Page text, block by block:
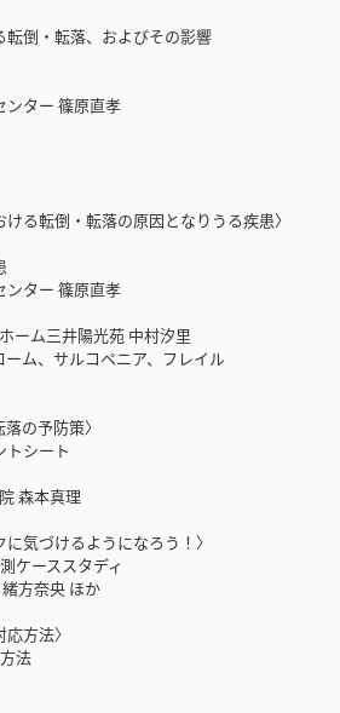
倒・転落、およびその影響
ンター 篠原直孝
る転倒・転落の原因となりうる疾患〉
ンター 篠原直孝
ーム三井陽光苑 中村汐里
ム、サルコペニア、フレイル
の予防策〉
シート
森本真理
気づけるようになろう！〉
ーススタディ
方奈央 ほか
方法〉
法